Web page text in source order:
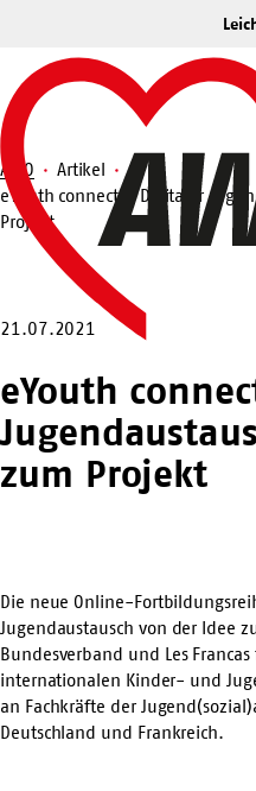
springen
Startseite
Suche
AWO
Artikel
eYouth connect – Digitaler
Projekt
21.07.2021
eYouth
zum Projekt
Die neue Online-
Jugendaustausch von der Idee
Bundesverband und Les
internationalen Kinder- und
an Fachkräfte der
Deutschland und Frankreich.